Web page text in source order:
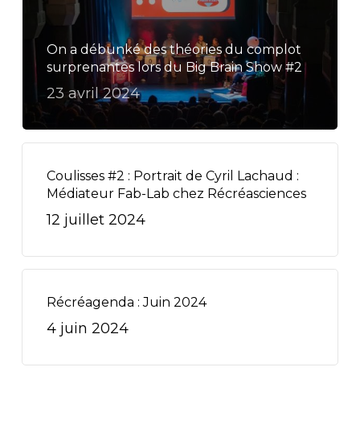
On a débunké des théories du complot
surprenantes lors du Big Brain Show #2
23 avril 2024
Coulisses #2 : Portrait de Cyril Lachaud :
Médiateur Fab-Lab chez Récréasciences
12 juillet 2024
Récréagenda : Juin 2024
4 juin 2024